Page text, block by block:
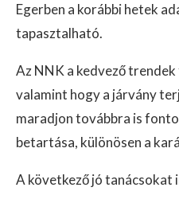
Egerben a korábbi hetek
tapasztalható.
Az NNK a kedvező
valamint hogy a járvány
maradjon továbbra is
betartása, különösen a
A következő jó tanácsokat